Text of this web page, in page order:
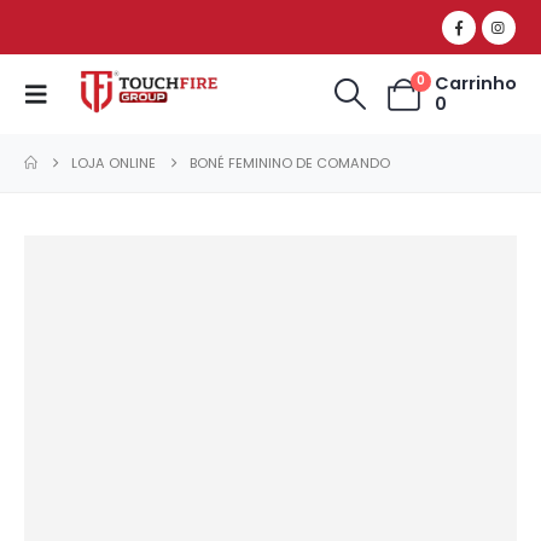
0
Carrinho
0
LOJA ONLINE BONÉ FEMININO DE COMANDO